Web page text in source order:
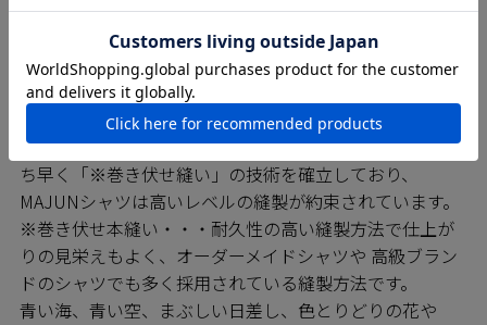
SEWING 縫製のこだわり
MAJUNシャツは日進商会の子会社で基幹工場であるニチ
ハン繊維の熟練の技をもつ職人たちによって一枚一枚丁
寧に縫われています。弊社の縫製工場では沖縄県内でい
ち早く「※巻き伏せ縫い」の技術を確立しており、
MAJUNシャツは高いレベルの縫製が約束されています。
※巻き伏せ本縫い・・・耐久性の高い縫製方法で仕上が
りの見栄えもよく、オーダーメイドシャツや 高級ブラン
ドのシャツでも多く採用されている縫製方法です。
青い海、青い空、まぶしい日差し、色とりどりの花や